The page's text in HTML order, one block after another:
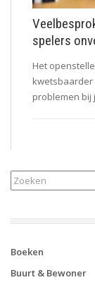
spelers
Het
kwetsbaarder
problemen
Zoeken
Boeken
Buurt & Bewoner